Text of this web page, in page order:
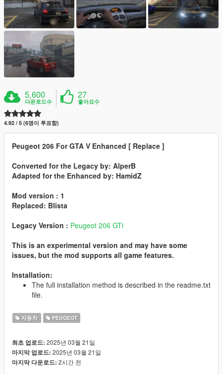
5,600
다운로드수
27
좋아요수
4.92 / 5 (6명이 투표함)
Peugeot 206 For GTA V Enhanced [ Replace ]
Converted for the Legacy by: AlperB
Adapted for the Enhanced by: HamidZ
Mod version : 1
Replaced: Blista
Legacy Version : Peugeot 206 GTi
This is an experimental version and may have some
issues, but the mod supports all game features.
Installation:
The full installation method is described in the readme.txt
file.
자동차 PEUGEOT
최초 업로드: 2025년 03월 21일
마지막 업로드: 2025년 03월 21일
마지막 다운로드: 2시간 전